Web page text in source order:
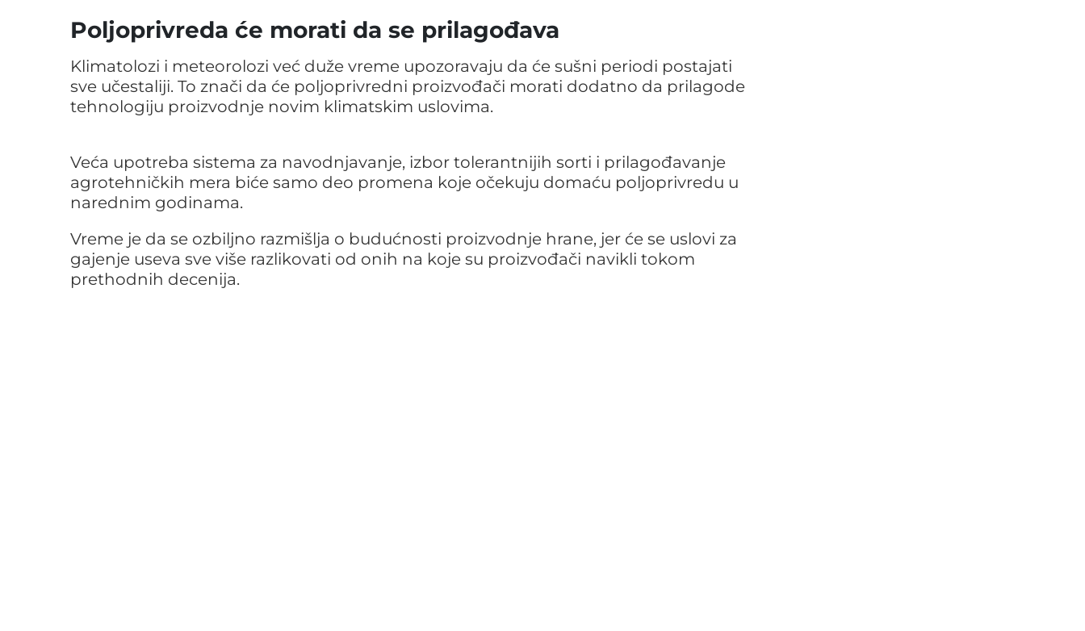
Poljoprivreda će morati da se prilagođava
Klimatolozi i meteorolozi već duže vreme upozoravaju da će sušni periodi postajati
sve učestaliji. To znači da će poljoprivredni proizvođači morati dodatno da prilagode
tehnologiju proizvodnje novim klimatskim uslovima.
Veća upotreba sistema za navodnjavanje, izbor tolerantnijih sorti i prilagođavanje
agrotehničkih mera biće samo deo promena koje očekuju domaću poljoprivredu u
narednim godinama.
Vreme je da se ozbiljno razmišlja o budućnosti proizvodnje hrane, jer će se uslovi za
gajenje useva sve više razlikovati od onih na koje su proizvođači navikli tokom
prethodnih decenija.